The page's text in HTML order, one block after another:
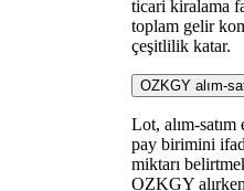
ticari kiralama
toplam gelir
çeşitlilik katar.
OZKGY alım-
Lot, alım-satım
pay birimini
miktarı
OZKGY